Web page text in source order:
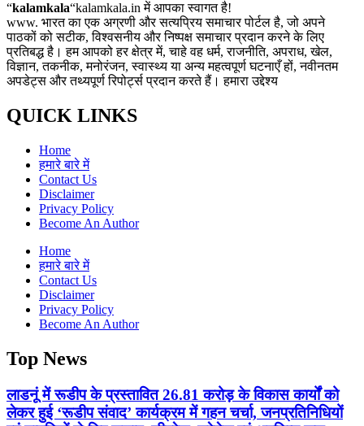
“kalamkala“kalamkala.in में आपका स्वागत है!
www. भारत का एक अग्रणी और सत्यप्रिय समाचार पोर्टल है, जो अपने
पाठकों को सटीक, विश्वसनीय और निष्पक्ष समाचार प्रदान करने के लिए
प्रतिबद्ध है। हम आपको हर क्षेत्र में, चाहे वह धर्म, राजनीति, अपराध, खेल,
विज्ञान, तकनीक, मनोरंजन, स्वास्थ्य या अन्य महत्वपूर्ण घटनाएँ हों, नवीनतम
अपडेट्स और तथ्यपूर्ण रिपोर्ट्स प्रदान करते हैं। हमारा उद्देश्य
QUICK LINKS
Home
हमारे बारे में
Contact Us
Disclaimer
Privacy Policy
Become An Author
Home
हमारे बारे में
Contact Us
Disclaimer
Privacy Policy
Become An Author
Top News
लाडनूं में रूडीप के प्रस्तावित 26.81 करोड़ के विकास कार्यों को
लेकर हुई ‘रूडीप संवाद’ कार्यक्रम में गहन चर्चा, जनप्रतिनिधियों